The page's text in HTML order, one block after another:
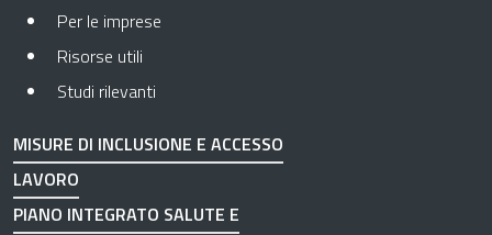
Per le imprese
Risorse utili
Studi rilevanti
MISURE DI INCLUSIONE E ACCESSO
LAVORO
PIANO INTEGRATO SALUTE E